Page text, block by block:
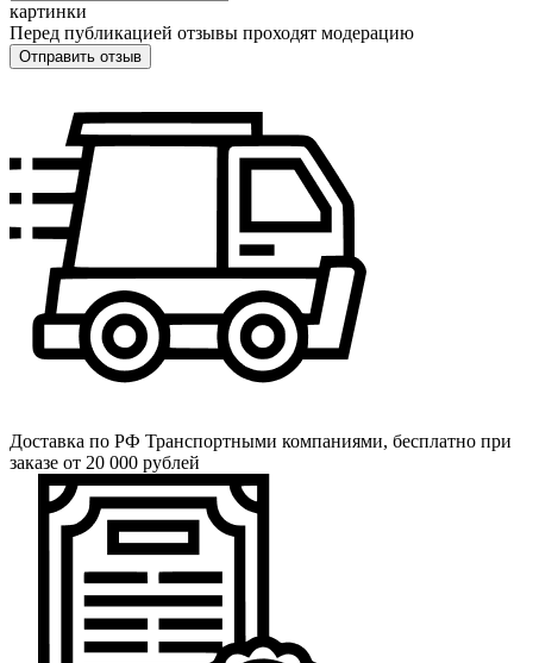
картинки
Перед публикацией отзывы проходят модерацию
Доставка по РФ Транспортными компаниями, бесплатно при
заказе от 20 000 рублей